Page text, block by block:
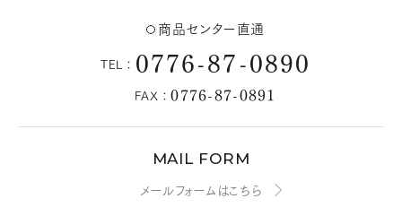
商品センター直通
TEL： 0776-87-0890
FAX：0776-87-0891
MAIL FORM
メールフォームはこちら